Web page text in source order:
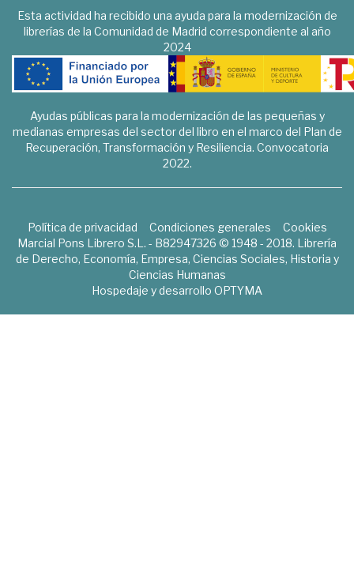
Esta actividad ha recibido una ayuda para la modernización de
librerías de la Comunidad de Madrid correspondiente al año
2024
Ayudas públicas para la modernización de las pequeñas y
medianas empresas del sector del libro en el marco del Plan de
Recuperación, Transformación y Resiliencia. Convocatoria
2022.
Política de privacidad Condiciones generales
Cookies
Marcial Pons Librero S.L. - B82947326 © 1948 - 2018. Librería
de Derecho, Economía, Empresa, Ciencias Sociales, Historia y
Ciencias Humanas
Hospedaje y desarrollo OPTYMA